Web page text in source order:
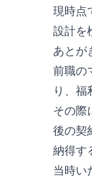
現時点
設計を
あとが
前職の
り、福
その際
後の契
納得す
当時い